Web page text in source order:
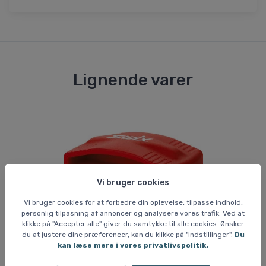
Vi bruger cookies
Vi bruger cookies for at forbedre din oplevelse, tilpasse indhold,
personlig tilpasning af annoncer og analysere vores trafik. Ved at
klikke på "Accepter alle" giver du samtykke til alle cookies. Ønsker
du at justere dine præferencer, kan du klikke på "Indstillinger". Du
kan læse mere i vores privatlivspolitik.
Lignende varer